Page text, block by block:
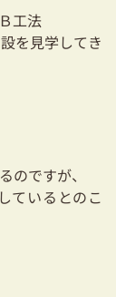
工法
を見学してき
のですが、
ているとのこ